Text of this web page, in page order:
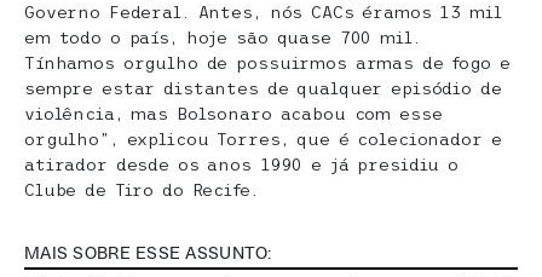
Governo Federal. Antes, nós CACs éramos 13 mil
em todo o país, hoje são quase 700 mil.
Tínhamos orgulho de possuirmos armas de fogo e
sempre estar distantes de qualquer episódio de
violência, mas Bolsonaro acabou com esse
orgulho”, explicou Torres, que é colecionador e
atirador desde os anos 1990 e já presidiu o
Clube de Tiro do Recife.
MAIS SOBRE ESSE ASSUNTO: